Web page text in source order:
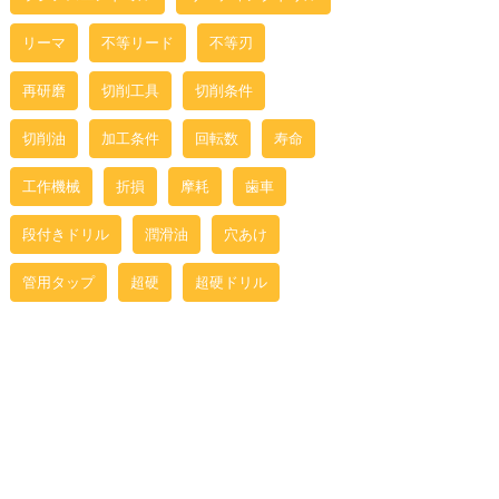
リーマ 不等リード 不等刃
再研磨 切削工具 切削条件
切削油 加工条件 回転数 寿命
工作機械 折損 摩耗 歯車
段付きドリル 潤滑油 穴あけ
管用タップ 超硬 超硬ドリル